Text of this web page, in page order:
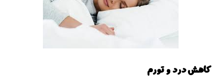
کاهش درد و تورم